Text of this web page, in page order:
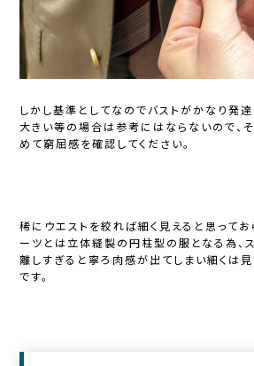
しかし基準としてなのでバストがかなり発達
大きい等の場合は参考にはならないので、
めて窮屈感を確認してください。
稀にウエストを絞れば細く見えると思ってお
ーツとは立体縫製の円柱型の服となる為、
離しすぎると寧ろ肉感が出てしまい細くは
です。